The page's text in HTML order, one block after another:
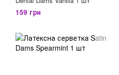
159 грн